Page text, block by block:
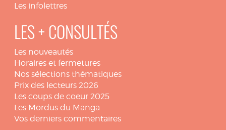
Les infolettres
LES + CONSULTÉS
Les nouveautés
Horaires et fermetures
Nos sélections thématiques
Prix des lecteurs 2026
Les coups de coeur 2025
Les Mordus du Manga
Vos derniers commentaires